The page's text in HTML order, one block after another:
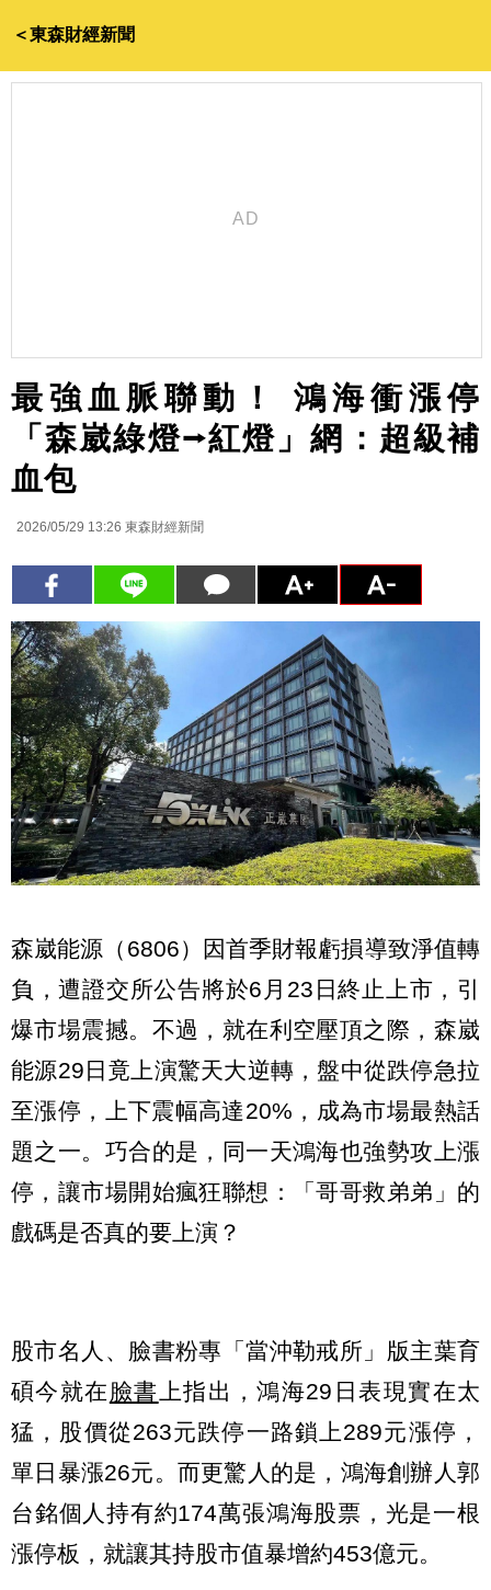
＜東森財經新聞
最強血脈聯動！ 鴻海衝漲停
「森崴綠燈⭢紅燈」網：超級補
血包
2026/05/29 13:26 東森財經新聞
森崴能源（6806）因首季財報虧損導致淨值轉
負，遭證交所公告將於6月23日終止上市，引
爆市場震撼。不過，就在利空壓頂之際，森崴
能源29日竟上演驚天大逆轉，盤中從跌停急拉
至漲停，上下震幅高達20%，成為市場最熱話
題之一。巧合的是，同一天鴻海也強勢攻上漲
停，讓市場開始瘋狂聯想：「哥哥救弟弟」的
戲碼是否真的要上演？
股市名人、臉書粉專「當沖勒戒所」版主葉育
碩今就在 臉書 上指出，鴻海29日表現實在太
猛，股價從263元跌停一路鎖上289元漲停，
單日暴漲26元。而更驚人的是，鴻海創辦人郭
台銘個人持有約174萬張鴻海股票，光是一根
漲停板，就讓其持股市值暴增約453億元。